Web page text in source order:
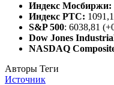
Индекс Мосбиржи:
Индекс РТС:
S&P 500: 6038,81
Dow Jones
NASDAQ
Авторы Теги
Источник